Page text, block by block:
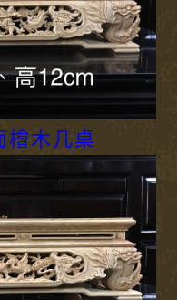
檜木几桌